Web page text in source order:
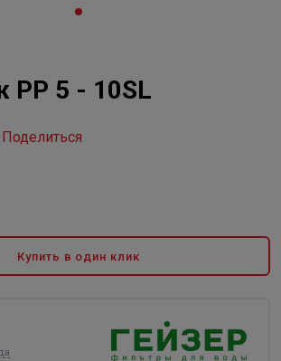
PP 5 - 10SL
Поделиться
Купить в один клик